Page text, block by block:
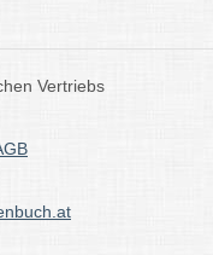
Vertriebs